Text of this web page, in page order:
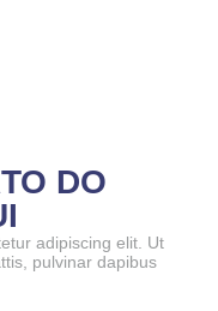
DO
adipiscing elit. Ut
pulvinar dapibus